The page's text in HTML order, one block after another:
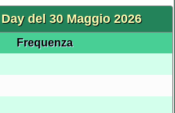
del 30 Maggio 2026
Frequenza